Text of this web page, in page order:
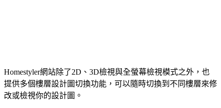
Homestyler網站除了2D、3D檢視與全螢幕檢視模式之外，也
提供多個樓層設計圖切換功能，可以隨時切換到不同樓層來修
改或檢視你的設計圖。